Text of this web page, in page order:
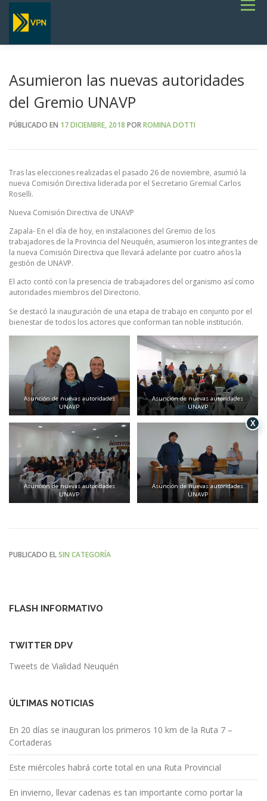
Saltar
contenido
Menú
SERVICIOS
GALERÍA
TERMINOS DE REFERENCIA GENERALES- OBRAS VIALES
Asumieron las nuevas autoridades
del Gremio UNAVP
PÚBLICADO EN 17 DICIEMBRE, 2018 PORROMINA DOTTI
Tras las elecciones realizadas el pasado 26 de noviembre, asumió la
nueva Comisión Directiva liderada por el Secretario Gremial Carlos
Roselli.
Nueva Comisión Directiva de UNAVP
Zapala- En el día de hoy, en instalaciones del Gremio de los
trabajadores de la Provincia del Neuquén, asumieron los integrantes de
la nueva Comisión Directiva que llevará adelante por cuatro años la
gestión de UNAVP.
El acto contó con la presencia de trabajadores del organismo así como
autoridades miembros del Directorio.
Se destacó la inauguración de una etapa de trabajo en conjunto por el
bienestar de todos los actores que conforman tan noble institución.
Asunción de nuevas autoridades
UNAVP
Asunción de nuevas autoridades
UNAVP
Asunción de nuevas autoridades
UNAVP
Asunción de nuevas autoridades
UNAVP
PUBLICADO ELSIN CATEGORÍA
FLASH INFORMATIVO
TWITTER DPV
Tweets de Vialidad Neuquén
ÚLTIMAS NOTICIAS
En 20 días se inauguran los primeros 10 km de la Ruta 7 –
Cortaderas
Este miércoles habrá corte total en una Ruta Provincial
En invierno, llevar cadenas es tan importante como portar la
X